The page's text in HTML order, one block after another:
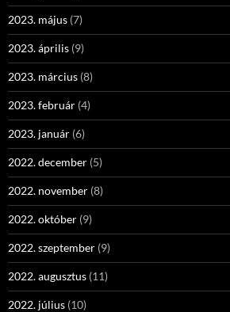
2023. május (7)
2023. április (9)
2023. március (8)
2023. február (4)
2023. január (6)
2022. december (5)
2022. november (8)
2022. október (9)
2022. szeptember (9)
2022. augusztus (11)
2022. július (10)